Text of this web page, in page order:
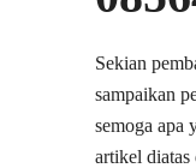
Sekian
sampaikan
semoga apa
artikel diatas